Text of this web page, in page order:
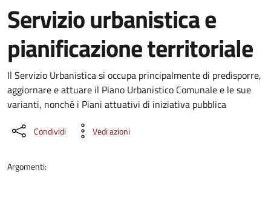
Servizio urbanistica e
pianificazione territoriale
Dettaglio dell'unità
Il Servizio Urbanistica si occupa principalmente di predisporre,
aggiornare e attuare il Piano Urbanistico Comunale e le sue
varianti, nonché i Piani attuativi di iniziativa pubblica
Condividi Vedi azioni
Argomenti: